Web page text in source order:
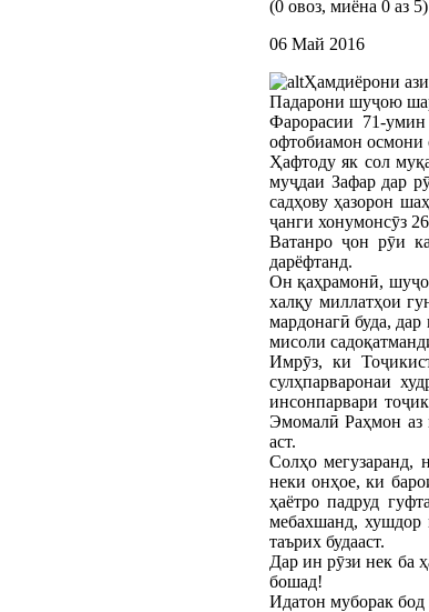
(0 овоз, миёна 0 аз 5)
06 Май 2016
Ҳамдиёрони
Падарони шуҷою
Фарорасии 71-
офтобиамон осмони
Ҳафтоду як сол
муҷдаи Зафар дар
садҳову ҳазорон
ҷанги хонумонсӯз
Ватанро ҷон рӯи
дарёфтанд.
Он қаҳрамонӣ,
халқу миллатҳои
мардонагӣ буда,
мисоли
Имрӯз, ки
сулҳпарваронаи
инсонпарвари
Эмомалӣ Раҳмон аз
аст.
Солҳо мегузаранд,
неки онҳое, ки
ҳаётро падруд
мебахшанд, хушдор
таърих будааст.
Дар ин рӯзи нек ба
бошад!
Идатон муборак бод